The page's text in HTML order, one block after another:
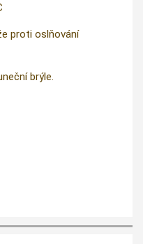
proti oslňování
brýle.